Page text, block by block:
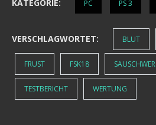
KATEGORIE: PC PS 3
VERSCHLAGWORTET: BLUT
FRUST FSK18 SAUSCHWER
TESTBERICHT WERTUNG